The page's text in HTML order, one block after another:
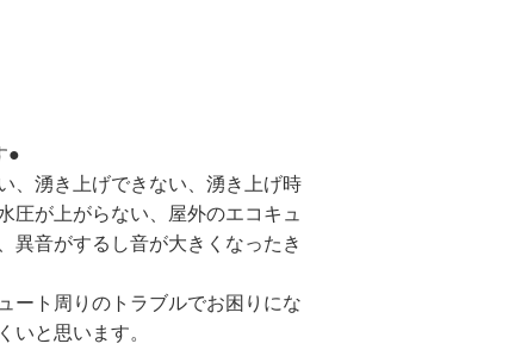
●
、湧き上げできない、湧き上げ時
圧が上がらない、屋外のエコキュ
異音がするし音が大きくなったき
ート周りのトラブルでお困りにな
いと思います。